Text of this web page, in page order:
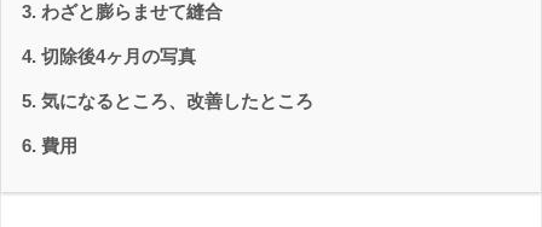
わざと膨らませて縫合
切除後4ヶ月の写真
気になるところ、改善したところ
費用